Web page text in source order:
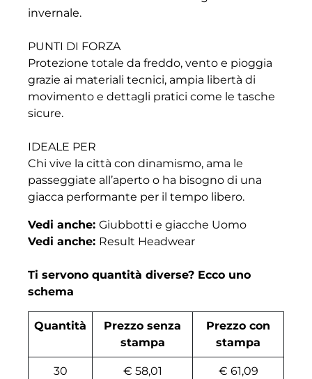
invernale.
PUNTI DI FORZA
Protezione totale da freddo, vento e pioggia
grazie ai materiali tecnici, ampia libertà di
movimento e dettagli pratici come le tasche
sicure.
IDEALE PER
Chi vive la città con dinamismo, ama le
passeggiate all’aperto o ha bisogno di una
giacca performante per il tempo libero.
Vedi anche: Giubbotti e giacche Uomo
Vedi anche: Result Headwear
Ti servono quantità diverse? Ecco uno
schema
Quantità
Prezzo senza
stampa
Prezzo con
stampa
30 € 58,01 € 61,09